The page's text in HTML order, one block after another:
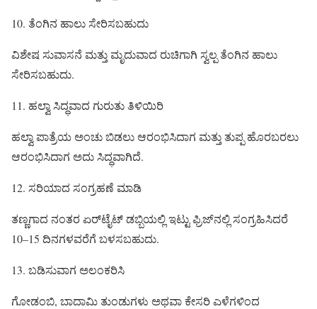
10. ತೆಂಗಿನ ಹಾಲು ಸೇರಿಸಬಹುದು
ವಿಶೇಷ ಸುವಾಸನೆ ಮತ್ತು ಮೃದುವಾದ ರುಚಿಗಾಗಿ ಸ್ವಲ್ಪ ತೆಂಗಿನ ಹಾಲು
ಸೇರಿಸಬಹುದು.
11. ಹಲ್ವಾ ಸಿದ್ಧವಾದ ಗುರುತು ತಿಳಿಯಿರಿ
ಹಲ್ವಾ ಪಾತ್ರೆಯ ಅಂಚು ಬಿಡಲು ಆರಂಭಿಸಿದಾಗ ಮತ್ತು ತುಪ್ಪ ಹೊರಬರಲು
ಆರಂಭಿಸಿದಾಗ ಅದು ಸಿದ್ಧವಾಗಿದೆ.
12. ಸರಿಯಾದ ಸಂಗ್ರಹಣೆ ಮಾಡಿ
ತಣ್ಣಗಾದ ನಂತರ ಏರ್‌ಟೈಟ್ ಡಬ್ಬಿಯಲ್ಲಿ ಇಟ್ಟು ಫ್ರಿಜ್‌ನಲ್ಲಿ ಸಂಗ್ರಹಿಸಿದರೆ
10–15 ದಿನಗಳವರೆಗೆ ಬಳಸಬಹುದು.
13. ಬಡಿಸುವಾಗ ಅಲಂಕರಿಸಿ
ಗೋಡಂಬಿ, ಬಾದಾಮಿ ತುಂಡುಗಳು ಅಥವಾ ಕೇಸರಿ ಎಳೆಗಳಿಂದ